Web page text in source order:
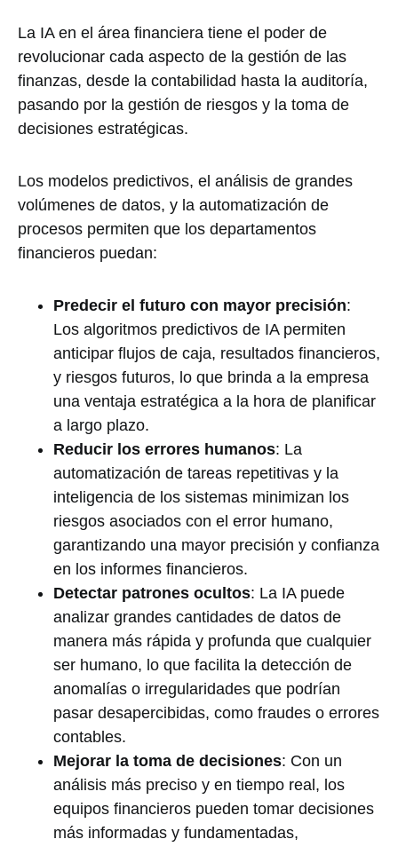
La IA en el área financiera tiene el poder de
revolucionar cada aspecto de la gestión de las
finanzas, desde la contabilidad hasta la auditoría,
pasando por la gestión de riesgos y la toma de
decisiones estratégicas.
Los modelos predictivos, el análisis de grandes
volúmenes de datos, y la automatización de
procesos permiten que los departamentos
financieros puedan:
Predecir el futuro con mayor precisión:
Los algoritmos predictivos de IA permiten
anticipar flujos de caja, resultados financieros,
y riesgos futuros, lo que brinda a la empresa
una ventaja estratégica a la hora de planificar
a largo plazo.
Reducir los errores humanos: La
automatización de tareas repetitivas y la
inteligencia de los sistemas minimizan los
riesgos asociados con el error humano,
garantizando una mayor precisión y confianza
en los informes financieros.
Detectar patrones ocultos: La IA puede
analizar grandes cantidades de datos de
manera más rápida y profunda que cualquier
ser humano, lo que facilita la detección de
anomalías o irregularidades que podrían
pasar desapercibidas, como fraudes o errores
contables.
Mejorar la toma de decisiones: Con un
análisis más preciso y en tiempo real, los
equipos financieros pueden tomar decisiones
más informadas y fundamentadas,